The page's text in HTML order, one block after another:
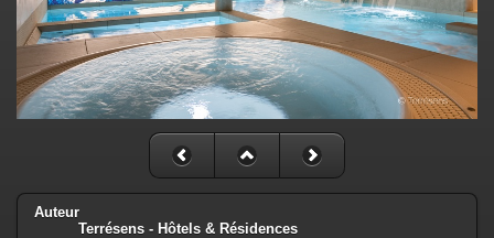
Auteur
Terrésens - Hôtels & Résidences